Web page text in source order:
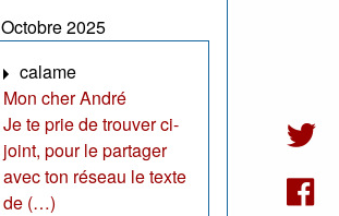
Octobre 2025
calame
Mon cher André
Je te prie de trouver ci-
joint, pour le partager
avec ton réseau le texte
de (…)